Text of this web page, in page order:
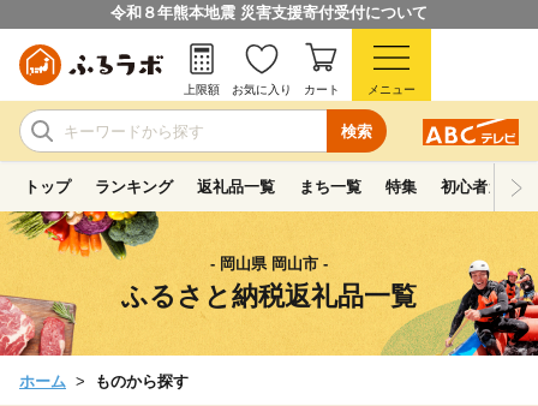
令和８年熊本地震 災害支援寄付受付について
検索
上限額 お気に入り カート メニュー
トップ ランキング 返礼品一覧 まち一覧 特集 初心者ガイド
- 岡山県 岡山市 -
ふるさと納税返礼品一覧
ホーム ものから探す